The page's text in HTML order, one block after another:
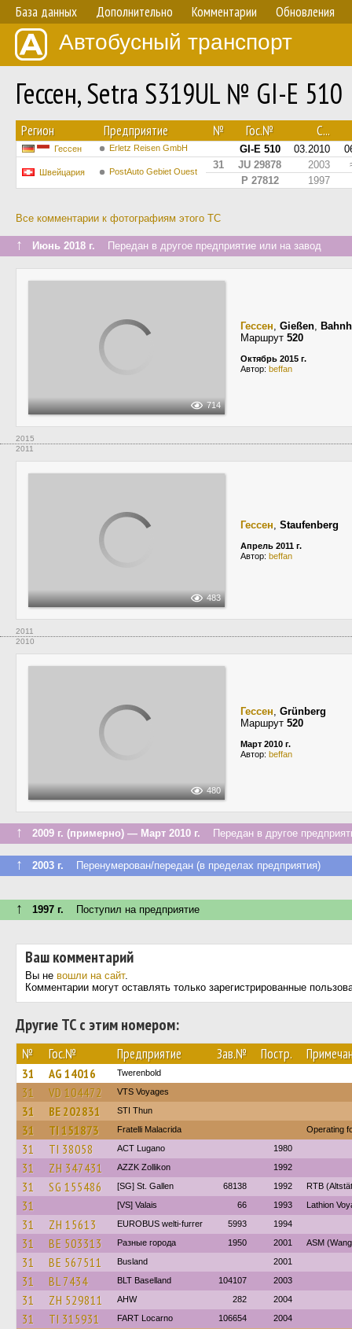
База данных Дополнительно Комментарии Обновления
Автобусный транспорт
Гессен, Setra S319UL № GI-E 510
Регион Предприятие № Гос.№ С...
Гессен Erletz Reisen GmbH GI-E 510 03.2010
Швейцария PostAuto Gebiet Ouest
31 JU 29878 2003
P 27812
1997
Все комментарии к фотографиям этого ТС
↑ Июнь 2018 г. Передан в другое предприятие или на завод
714
Гессен, Gießen,
Маршрут 520
Октябрь 2015 г.
Автор: beffan
2015
2011
483
Гессен, Staufenberg
Апрель 2011 г.
Автор: beffan
2011
2010
480
Гессен, Grünberg
Маршрут 520
Март 2010 г.
Автор: beffan
↑ 2009 г. (примерно) — Март 2010 г. Передан в другое
↑ 2003 г. Перенумерован/передан (в пределах предприятия)
↑ 1997 г. Поступил на предприятие
Ваш комментарий
Вы не вошли на сайт.
Комментарии могут оставлять только зарегистрированные
Другие ТС с этим номером:
№ Гос.№ Предприятие Зав.№ Постр.
31 AG 14016 Twerenbold
31 VD 104472 VTS Voyages
31 BE 202831 STI Thun
31 TI 151873 Fratelli Malacrida Operating
31 TI 38058 ACT Lugano 1980
31 ZH 347431 AZZK Zollikon 1992
31 SG 155486 [SG] St. Gallen 68138 1992 RTB
31 [VS] Valais 66 1993 Lathion
31 ZH 15613 EUROBUS welti-furrer 5993 1994
31 BE 503313 Разные города 1950 2001 ASM
31 BE 567511 Busland 2001
31 BL 7434 BLT Baselland 104107 2003
31 ZH 529811 AHW 282 2004
31 TI 315931 FART Locarno 106654 2004